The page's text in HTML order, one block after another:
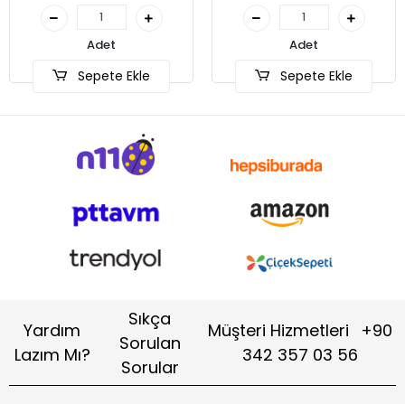
Adet
Sepete Ekle
Adet
Sepete Ekle
Yardım
Lazım Mı?
Sıkça
Sorulan
Sorular
Müşteri Hizmetleri
+90
342 357 03 56